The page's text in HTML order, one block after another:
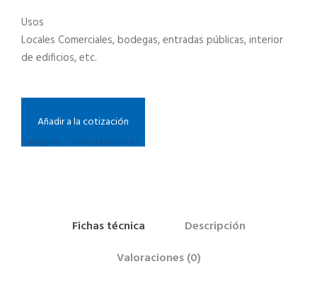
Usos
Locales Comerciales, bodegas, entradas públicas, interior
de edificios, etc.
Añadir a la cotización
Categoría: Cortinas Metálicas
Fichas técnica
Descripción
Valoraciones (0)